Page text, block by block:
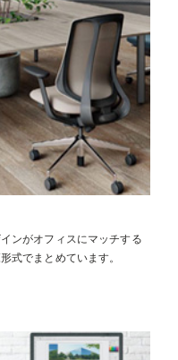
ンがオフィスにマッチする
式でまとめています。